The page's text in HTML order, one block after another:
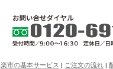
楽市の基本サービス | ご注文の流れ |